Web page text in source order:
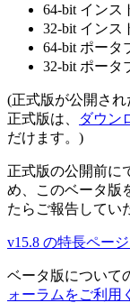
64-bit インス
32-bit インス
64-bit ポータ
32-bit ポータ
(正式版が公開され
正式版は、
ダウン
だけます。)
正式版の公開前に
め、このベータ版
たらご報告してい
v15.8 の特長ペー
ベータ版について
ォーラムをご利用